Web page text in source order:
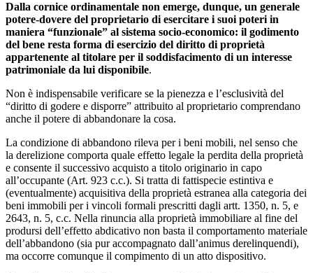
Dalla cornice ordinamentale non emerge, dunque, un generale
potere-dovere del proprietario di esercitare i suoi poteri in
maniera “funzionale” al sistema socio-economico: il godimento
del bene resta forma di esercizio del diritto di proprietà
appartenente al titolare per il soddisfacimento di un interesse
patrimoniale da lui disponibile.
Non è indispensabile verificare se la pienezza e l’esclusività del
“diritto di godere e disporre” attribuito al proprietario comprendano
anche il potere di abbandonare la cosa.
La condizione di abbandono rileva per i beni mobili, nel senso che
la derelizione comporta quale effetto legale la perdita della proprietà
e consente il successivo acquisto a titolo originario in capo
all’occupante (Art. 923 c.c.). Si tratta di fattispecie estintiva e
(eventualmente) acquisitiva della proprietà estranea alla categoria dei
beni immobili per i vincoli formali prescritti dagli artt. 1350, n. 5, e
2643, n. 5, c.c. Nella rinuncia alla proprietà immobiliare al fine del
prodursi dell’effetto abdicativo non basta il comportamento materiale
dell’abbandono (sia pur accompagnato dall’animus derelinquendi),
ma occorre comunque il compimento di un atto dispositivo.